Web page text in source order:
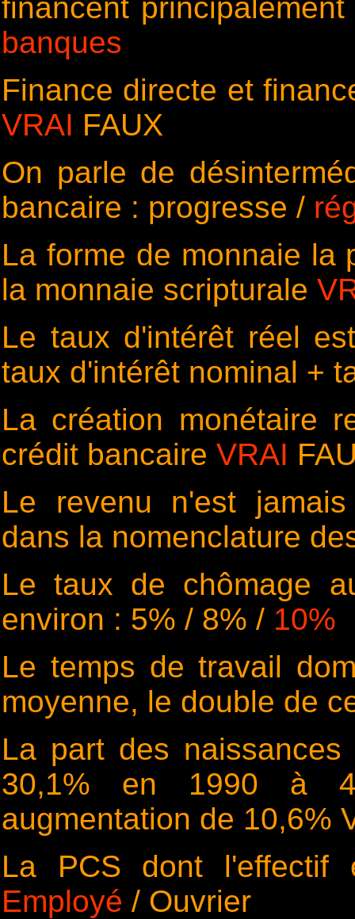
financent
banques
Finance directe et
VRAI FAUX
On parle de
bancaire : progresse /
La forme de monnaie la
la monnaie scripturale
Le taux d'intérêt réel
taux d'intérêt nominal +
La création monétaire
crédit bancaire VRAI
Le revenu n'est
dans la nomenclature
Le taux de chômage
environ : 5% / 8% / 10%
Le temps de travail
moyenne, le double de
La part des
30,1% en 1990 à
augmentation de 10,6%
La PCS dont
Employé / Ouvrier